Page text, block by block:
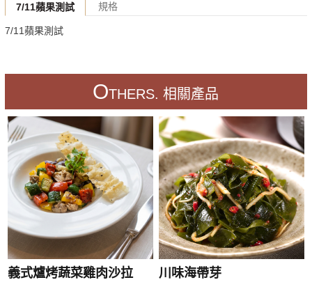
7/11蘋果測試 規格
7/11蘋果測試
OTHERS. 相關產品
義式爐烤蔬菜雞肉沙拉 川味海帶芽